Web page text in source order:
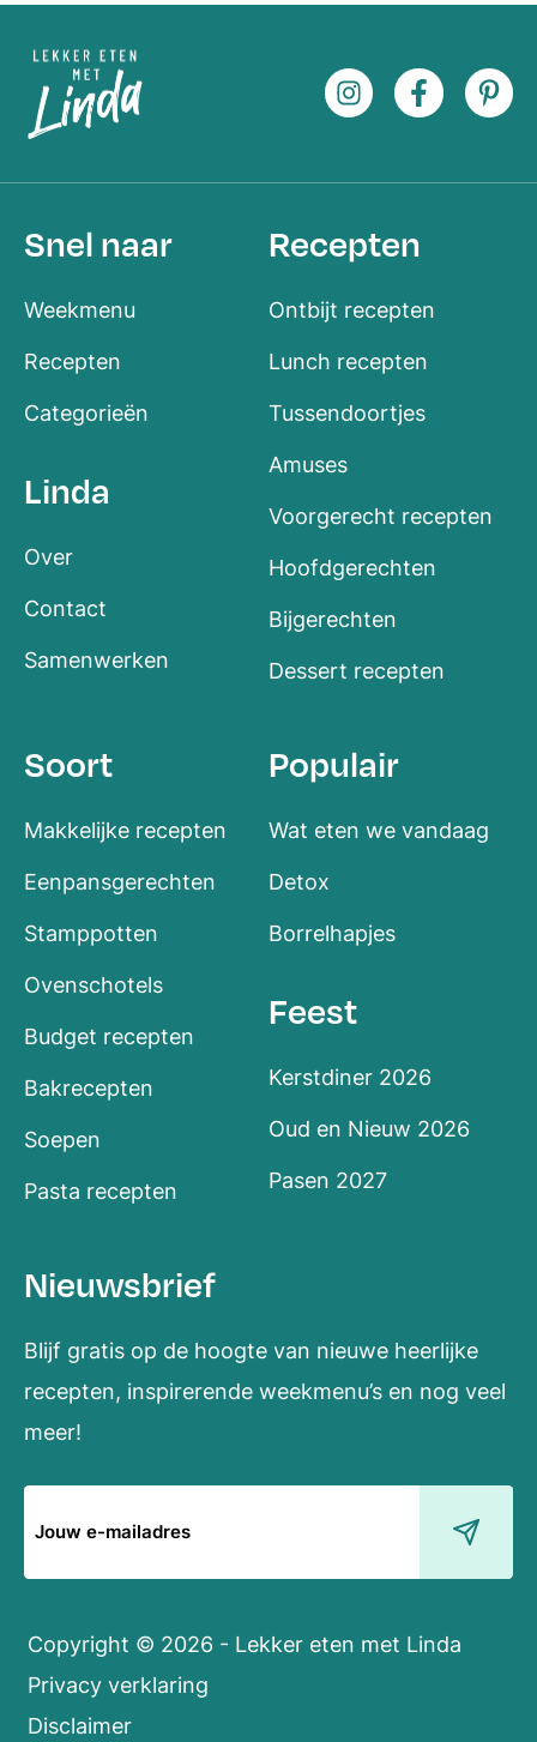
Snel naar
Weekmenu
Recepten
Categorieën
Linda
Over
Contact
Samenwerken
Recepten
Ontbijt recepten
Lunch recepten
Tussendoortjes
Amuses
Voorgerecht recepten
Hoofdgerechten
Bijgerechten
Dessert recepten
Soort
Makkelijke recepten
Eenpansgerechten
Stamppotten
Ovenschotels
Budget recepten
Bakrecepten
Soepen
Pasta recepten
Populair
Wat eten we vandaag
Detox
Borrelhapjes
Feest
Kerstdiner 2026
Oud en Nieuw 2026
Pasen 2027
Nieuwsbrief
Blijf gratis op de hoogte van nieuwe heerlijke
recepten, inspirerende weekmenu’s en nog veel
meer!
mailadres
Copyright © 2026 - Lekker eten met Linda
Privacy verklaring
Disclaimer